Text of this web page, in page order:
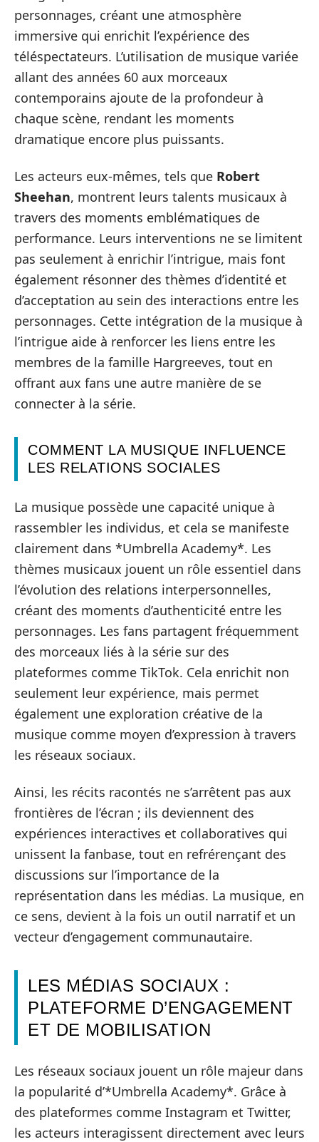
personnages, créant une atmosphère
immersive qui enrichit l’expérience des
téléspectateurs. L’utilisation de musique variée
allant des années 60 aux morceaux
contemporains ajoute de la profondeur à
chaque scène, rendant les moments
dramatique encore plus puissants.
Les acteurs eux-mêmes, tels que Robert
Sheehan, montrent leurs talents musicaux à
travers des moments emblématiques de
performance. Leurs interventions ne se limitent
pas seulement à enrichir l’intrigue, mais font
également résonner des thèmes d’identité et
d’acceptation au sein des interactions entre les
personnages. Cette intégration de la musique à
l’intrigue aide à renforcer les liens entre les
membres de la famille Hargreeves, tout en
offrant aux fans une autre manière de se
connecter à la série.
COMMENT LA MUSIQUE INFLUENCE
LES RELATIONS SOCIALES
La musique possède une capacité unique à
rassembler les individus, et cela se manifeste
clairement dans *Umbrella Academy*. Les
thèmes musicaux jouent un rôle essentiel dans
l’évolution des relations interpersonnelles,
créant des moments d’authenticité entre les
personnages. Les fans partagent fréquemment
des morceaux liés à la série sur des
plateformes comme TikTok. Cela enrichit non
seulement leur expérience, mais permet
également une exploration créative de la
musique comme moyen d’expression à travers
les réseaux sociaux.
Ainsi, les récits racontés ne s’arrêtent pas aux
frontières de l’écran ; ils deviennent des
expériences interactives et collaboratives qui
unissent la fanbase, tout en refrérençant des
discussions sur l’importance de la
représentation dans les médias. La musique, en
ce sens, devient à la fois un outil narratif et un
vecteur d’engagement communautaire.
LES MÉDIAS SOCIAUX :
PLATEFORME D’ENGAGEMENT
ET DE MOBILISATION
Les réseaux sociaux jouent un rôle majeur dans
la popularité d’*Umbrella Academy*. Grâce à
des plateformes comme Instagram et Twitter,
les acteurs interagissent directement avec leurs